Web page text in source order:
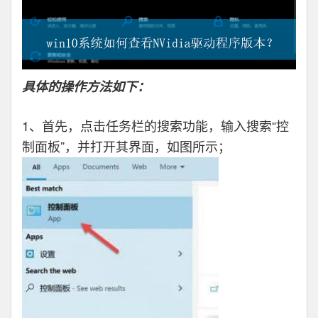
具体的操作方法如下：
1、首先，点击任务栏的搜索功能，输入搜索“控
制面板”，并打开其界面，如图所示；